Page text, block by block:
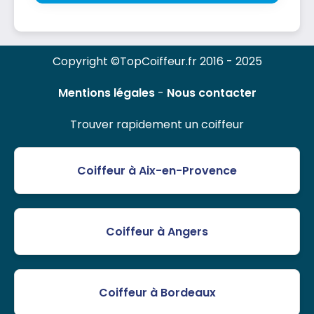
Copyright ©TopCoiffeur.fr 2016 - 2025
Mentions légales- Nous contacter
Trouver rapidement un coiffeur
Coiffeur à Aix-en-Provence
Coiffeur à Angers
Coiffeur à Bordeaux